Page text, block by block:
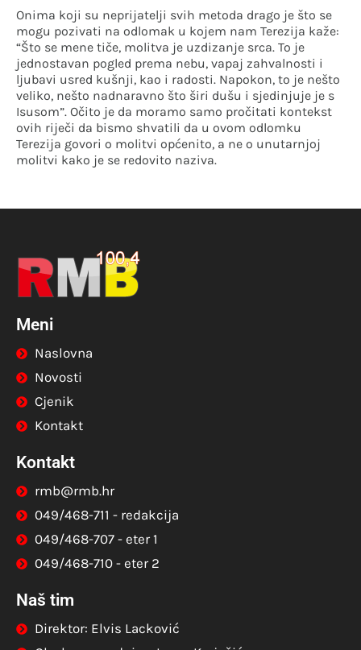
Onima koji su neprijatelji svih metoda drago je što se
mogu pozivati na odlomak u kojem nam Terezija kaže:
“Što se mene tiče, molitva je uzdizanje srca. To je
jednostavan pogled prema nebu, vapaj zahvalnosti i
ljubavi usred kušnji, kao i radosti. Napokon, to je nešto
veliko, nešto nadnaravno što širi dušu i sjedinjuje je s
Isusom”. Očito je da moramo samo pročitati kontekst
ovih riječi da bismo shvatili da u ovom odlomku
Terezija govori o molitvi općenito, a ne o unutarnjoj
molitvi kako je se redovito naziva.
Meni
Naslovna
Novosti
Cjenik
Kontakt
Kontakt
rmb@rmb.hr
049/468-711 - redakcija
049/468-707 - eter 1
049/468-710 - eter 2
Naš tim
Direktor: Elvis Lacković